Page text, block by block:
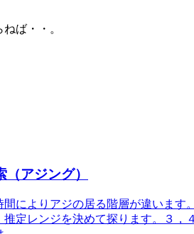
ば・・。
アジング）
によりアジの居る階層が違います
定レンジを決めて探ります。３